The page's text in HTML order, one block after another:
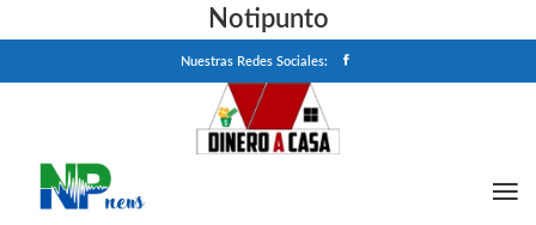
Notipunto
Nuestras Redes Sociales: